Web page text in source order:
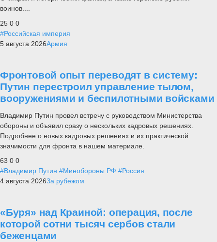
воинов....
25 0 0
#Российская империя
5 августа 2026Армия
Фронтовой опыт переводят в систему:
Путин перестроил управление тылом,
вооружениями и беспилотными войсками
Владимир Путин провел встречу с руководством Министерства
обороны и объявил сразу о нескольких кадровых решениях.
Подробнее о новых кадровых решениях и их практической
значимости для фронта в нашем материале.
63 0 0
#Владимир Путин #Минобороны РФ #Россия
4 августа 2026За рубежом
«Буря» над Краиной: операция, после
которой сотни тысяч сербов стали
беженцами